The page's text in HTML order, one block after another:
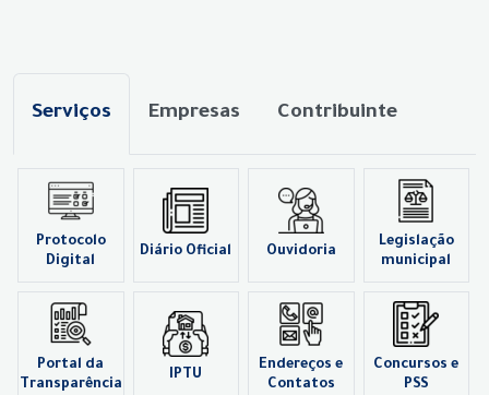
Serviços Empresas Contribuinte
Protocolo
Digital
Diário Oficial Ouvidoria
Legislação
municipal
Portal da
Transparência
IPTU
Endereços e
Contatos
Concursos e
PSS